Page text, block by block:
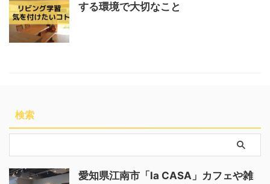
する環境で大切なこと
検索
愛知県江南市「la CASA」カフェや雑